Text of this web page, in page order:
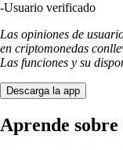
-Usuario verificado
Las opiniones de
en criptomonedas
Las funciones y su
Descarga la app
Aprende